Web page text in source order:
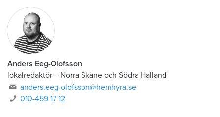
Anders Eeg-Olofsson
lokalredaktör – Norra Skåne och Södra Halland
anders.eeg-olofsson@hemhyra.se
010-459 17 12